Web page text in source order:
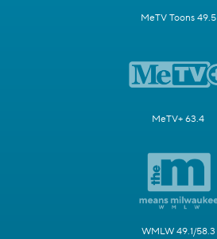
MeTV Toons 49.5
MeTV+ 63.4
WMLW 49.1/58.3